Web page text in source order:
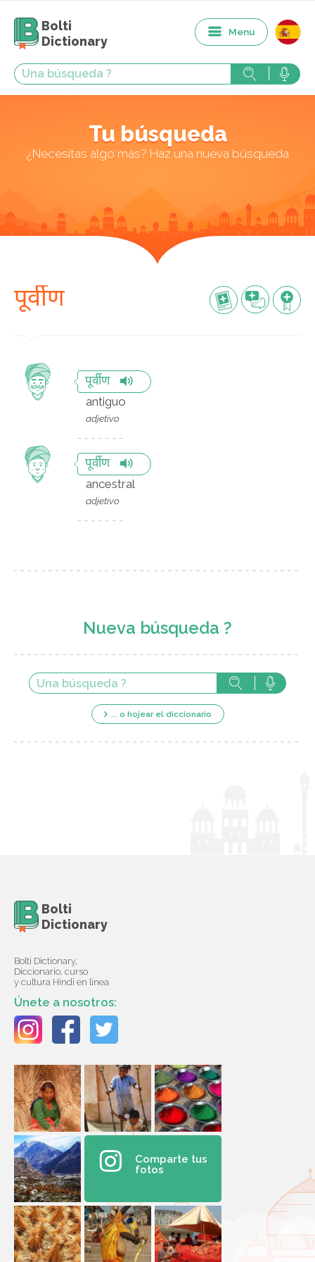
Bolti
Dictionary
Menu
Tu búsqueda
¿Necesitas algo más? Haz una nueva búsqueda
पूर्वीण
पूर्वीण
antiguo
adjetivo
पूर्वीण
ancestral
adjetivo
Nueva búsqueda ?
... o hojear el diccionario
Bolti
Dictionary
Bolti Dictionary,
Diccionario, curso
y cultura Hindi en línea
Únete a nosotros:
Comparte tus
fotos